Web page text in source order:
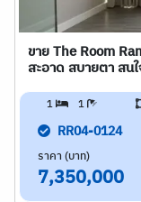
ขาย The Room
สะอาด สบายตา สน
1 1
RR04-0124
ราคา (บาท)
7,350,000